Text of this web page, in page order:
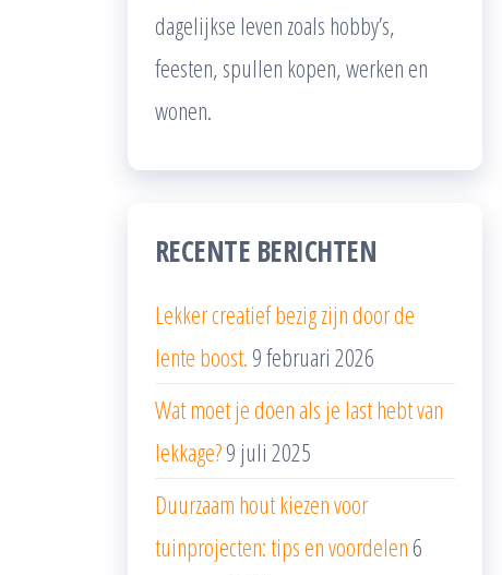
dagelijkse leven zoals hobby’s,
feesten, spullen kopen, werken en
wonen.
RECENTE BERICHTEN
Lekker creatief bezig zijn door de
lente boost. 9 februari 2026
Wat moet je doen als je last hebt van
lekkage?9 juli 2025
Duurzaam hout kiezen voor
tuinprojecten: tips en voordelen 6